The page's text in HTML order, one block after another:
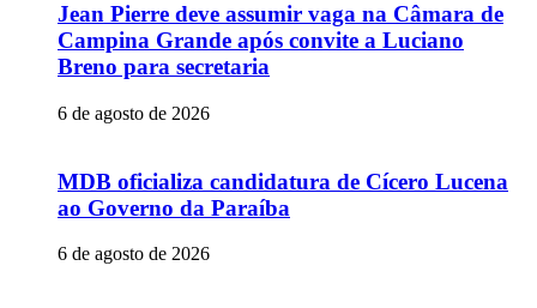
Jean Pierre deve assumir vaga na Câmara de
Campina Grande após convite a Luciano
Breno para secretaria
6 de agosto de 2026
MDB oficializa candidatura de Cícero Lucena
ao Governo da Paraíba
6 de agosto de 2026